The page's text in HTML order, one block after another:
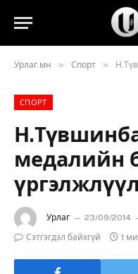
Урлаг.мн » Спорт »
СПОРТ
медалийн
Урлаг 23/09/2014
Сэтгэгдэл байхгүй
1